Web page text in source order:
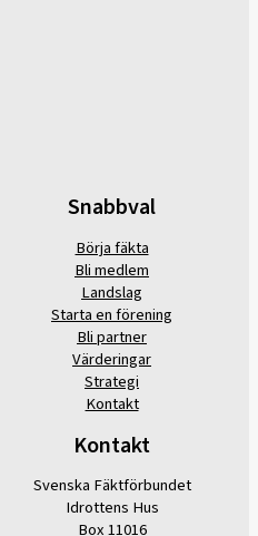
Snabbval
Börja fäkta
Bli medlem
Landslag
Starta en förening
Bli partner
Värderingar
Strategi
Kontakt
Kontakt
Svenska Fäktförbundet
Idrottens Hus
Box 11016